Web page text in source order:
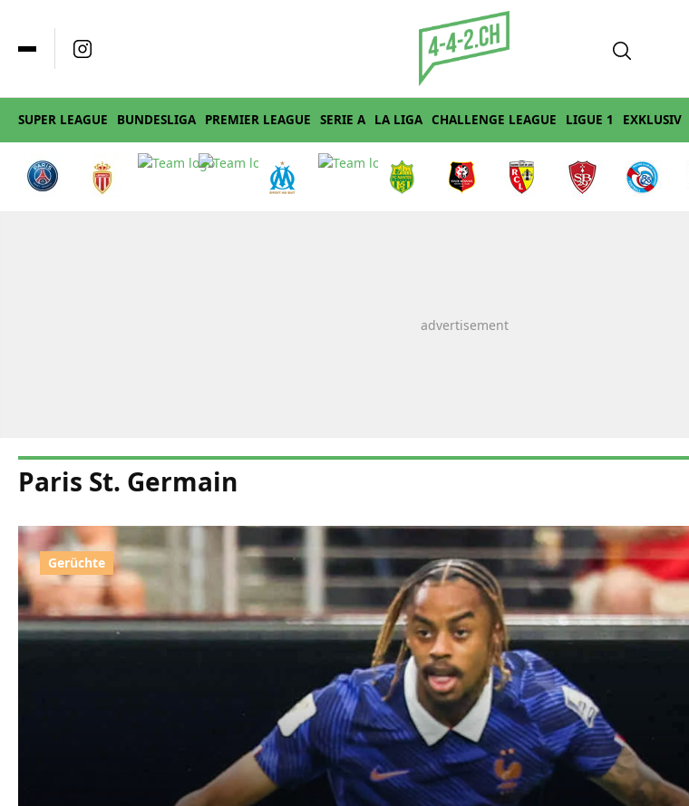
SUPER LEAGUE BUNDESLIGA PREMIER LEAGUE SERIE A LA LIGA CHALLENGE LEAGUE LIGUE 1 EXKLUSIV
Paris St. Germain